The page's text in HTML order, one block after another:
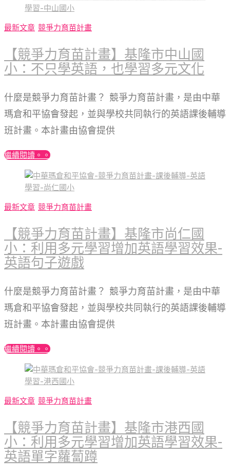
最新文章 競爭力育苗計畫
【競爭力育苗計畫】基隆市中山國
小：不只學英語，也學習多元文化
什麼是競爭力育苗計畫？ 競爭力育苗計畫，是由中華
瑪倉和平協會發起，並與學校共同執行的英語課後輔導
班計畫。本計畫由協會提供
繼續閱讀。。
最新文章 競爭力育苗計畫
【競爭力育苗計畫】基隆市尚仁國
小：利用多元學習增加英語學習效果-
英語句子遊戲
什麼是競爭力育苗計畫？ 競爭力育苗計畫，是由中華
瑪倉和平協會發起，並與學校共同執行的英語課後輔導
班計畫。本計畫由協會提供
繼續閱讀。。
最新文章 競爭力育苗計畫
【競爭力育苗計畫】基隆市港西國
小：利用多元學習增加英語學習效果-
英語單字蘿蔔蹲